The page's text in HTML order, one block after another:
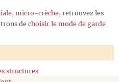
, micro-crèche, retrouvez les
de choisir le mode de garde
structures